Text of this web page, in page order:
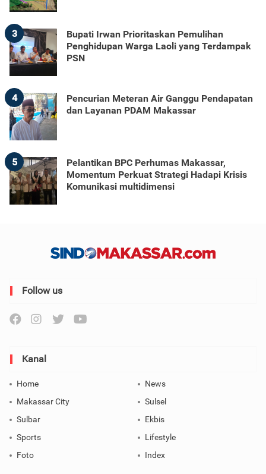
3
Bupati Irwan Prioritaskan Pemulihan
Penghidupan Warga Laoli yang Terdampak
PSN
4
Pencurian Meteran Air Ganggu Pendapatan
dan Layanan PDAM Makassar
5
Pelantikan BPC Perhumas Makassar,
Momentum Perkuat Strategi Hadapi Krisis
Komunikasi multidimensi
Follow us
Kanal
Home
News
Makassar City
Sulsel
Sulbar
Ekbis
Sports
Lifestyle
Foto
Index